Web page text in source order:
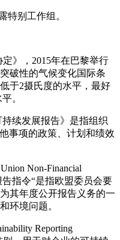
特别工作组。
定》，2015年在巴黎举行
破性的气候变化国际条
于2摄氏度的水平，最好
。
持续发展报告》是指组织
事项的政策、计划和绩效
Non-Financial
告指令“是指欧盟委员会要
其年度公开报告义务的一
环境问题。
Reporting